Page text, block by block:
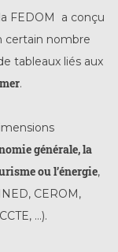
FEDOM a conçu
certain nombre
tableaux liés aux
.
générale, la
ou l’énergie,
CEROM,
…).